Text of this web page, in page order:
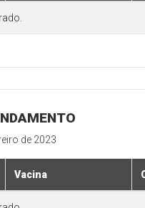
de 2023
Vacina